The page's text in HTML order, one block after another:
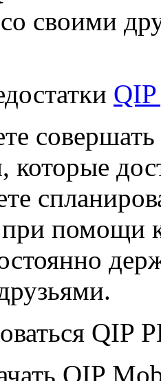
своими
которые
помощи
QIP
QIP